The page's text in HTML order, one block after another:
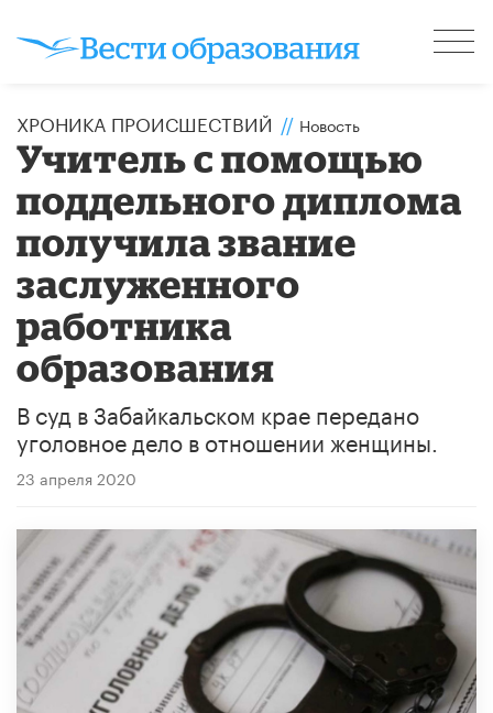
ХРОНИКА ПРОИСШЕСТВИЙ // Новость
Учитель с помощью
поддельного диплома
получила звание
заслуженного
работника
образования
В суд в Забайкальском крае передано
уголовное дело в отношении женщины.
23 апреля 2020